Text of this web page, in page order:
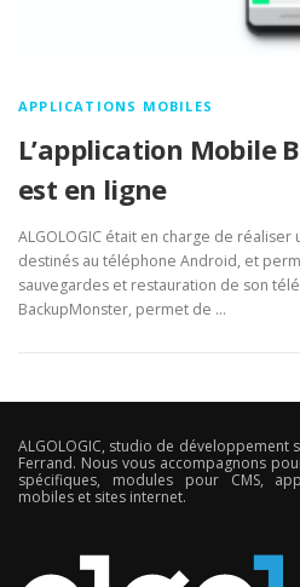
APPLICATIONS MOBILES
L’application Mobile
est en ligne
ALGOLOGIC était en charge de
destinés au téléphone Android, et
sauvegardes et restauration de son
BackupMonster, permet de …
ALGOLOGIC, studio de développement
Ferrand. Nous vous accompagnons
spécifiques, modules pour CMS,
mobiles et sites internet.